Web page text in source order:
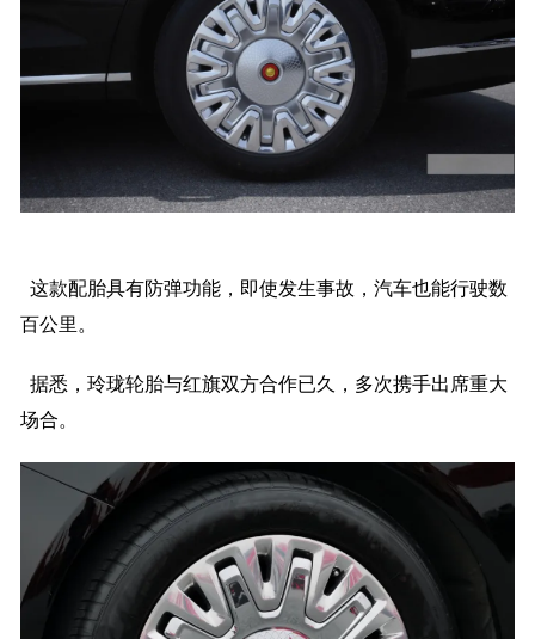
这款配胎具有防弹功能，即使发生事故，汽车也能行驶数
百公里。
据悉，玲珑轮胎与红旗双方合作已久，多次携手出席重大
场合。